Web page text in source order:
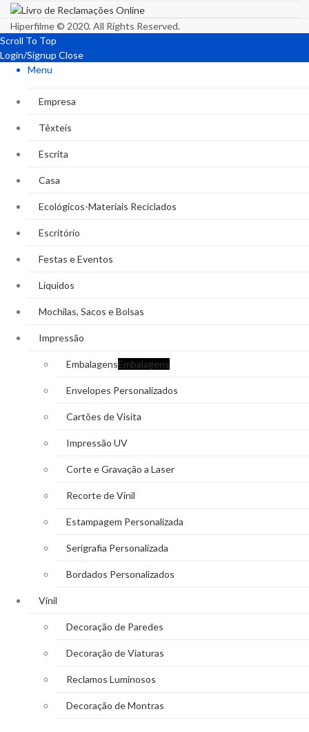
Hiperfilme © 2020. All Rights Reserved.
Scroll To Top
Login/Signup Close
Menu
Empresa
Têxteis
Escrita
Casa
Ecológicos-Materiais Reciclados
Escritório
Festas e Eventos
Líquidos
Mochilas, Sacos e Bolsas
Impressão
EmbalagensEmbalagens
Envelopes Personalizados
Cartões de Visita
Impressão UV
Corte e Gravação a Laser
Recorte de Vinil
Estampagem Personalizada
Serigrafia Personalizada
Bordados Personalizados
Vinil
Decoração de Paredes
Decoração de Viaturas
Reclamos Luminosos
Decoração de Montras